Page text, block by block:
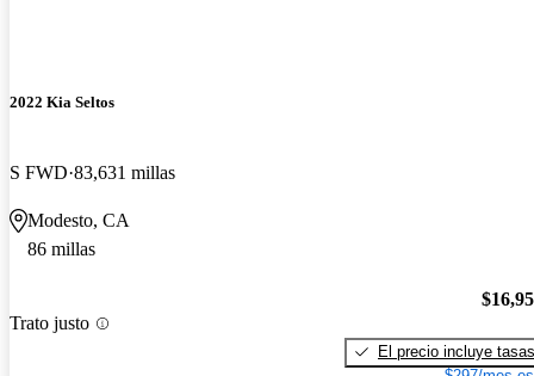
2022 Kia Seltos
S FWD 83,631 millas
Modesto, CA
86 millas
Trato justo
El precio incluye tasas